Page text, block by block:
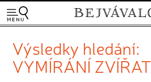
Výsledky hledání:
VYMÍRÁNÍ ZVÍŘAT